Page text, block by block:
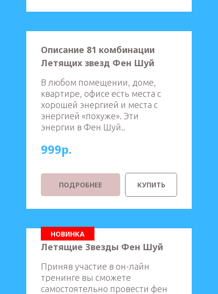
Описание 81 комбинации
Летящих звезд Фен Шуй
В любом помещении, доме,
квартире, офисе есть места с
хорошей энергией и места с
энергией «похуже». Эти
энергии в Фен Шуй..
999р.
ПОДРОБНЕЕ КУПИТЬ
НОВИНКА
Летящие Звезды Фен Шуй
Приняв участие в он-лайн
тренинге вы сможете
самостоятельно провести фен